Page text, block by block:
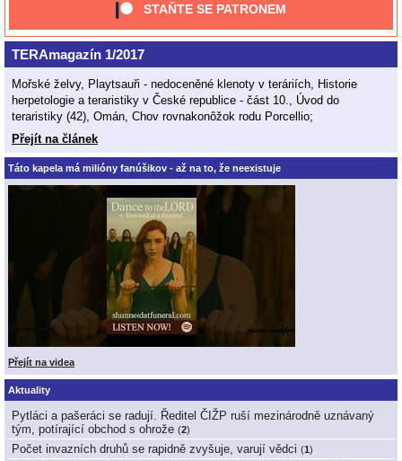
STAŇTE SE PATRONEM
TERAmagazín 1/2017
Mořské želvy, Playtsauři - nedoceněné klenoty v teráriích, Historie
herpetologie a teraristiky v České republice - část 10., Úvod do
teraristiky (42), Omán, Chov rovnakonôžok rodu Porcellio;
Přejít na článek
Táto kapela má milióny fanúšikov - až na to, že neexistuje
Přejít na videa
Aktuality
Pytláci a pašeráci se radují. Ředitel ČIŽP ruší mezinárodně uznávaný
tým, potírající obchod s ohrože (2)
Počet invazních druhů se rapidně zvyšuje, varují vědci (1 )